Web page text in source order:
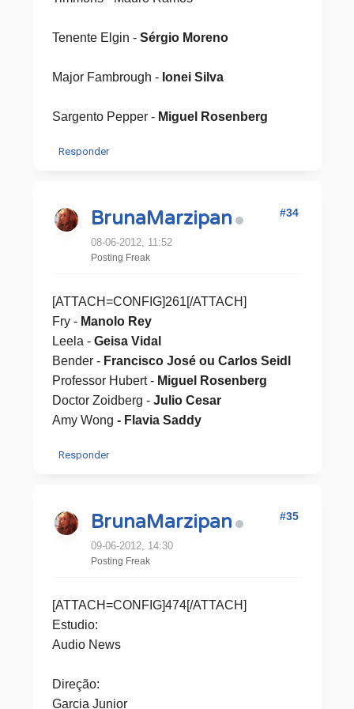
Tenente Elgin - Sérgio Moreno
Major Fambrough - Ionei Silva
Sargento Pepper - Miguel Rosenberg
Responder
BrunaMarzipan
08-06-2012, 11:52
Posting Freak
#34
[ATTACH=CONFIG]261[/ATTACH]
Fry - Manolo Rey
Leela - Geisa Vidal
Bender - Francisco José ou Carlos Seidl
Professor Hubert - Miguel Rosenberg
Doctor Zoidberg - Julio Cesar
Amy Wong - Flavia Saddy
Responder
BrunaMarzipan
09-06-2012, 14:30
Posting Freak
#35
[ATTACH=CONFIG]474[/ATTACH]
Estudio:
Audio News
Direção:
Garcia Junior